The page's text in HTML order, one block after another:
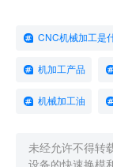
CNC机械加工是
机加工产品
机械加工油
未经允许不得转
设备的快速换模